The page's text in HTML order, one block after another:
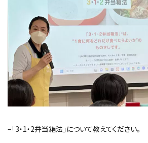
–「3・1・2弁当箱法」について教えてください。